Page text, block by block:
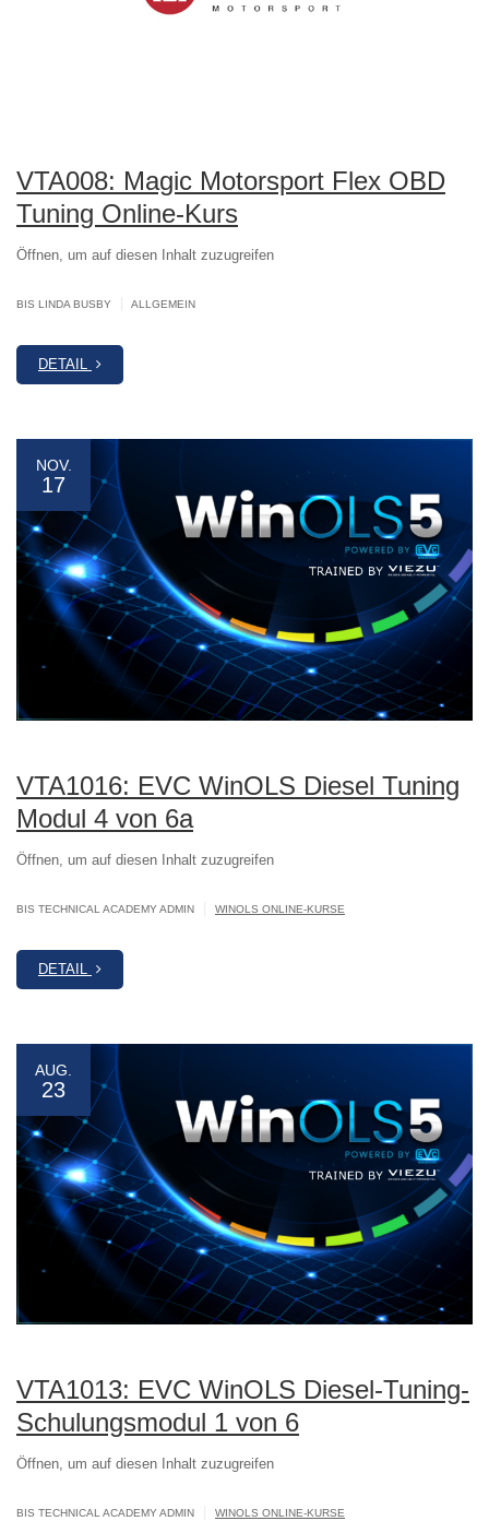
VTA008: Magic Motorsport Flex OBD
Tuning Online-Kurs
Öffnen, um auf diesen Inhalt zuzugreifen
BIS LINDA BUSBY ALLGEMEIN
DETAIL
NOV.
17
VTA1016: EVC WinOLS Diesel Tuning
Modul 4 von 6a
Öffnen, um auf diesen Inhalt zuzugreifen
BIS TECHNICAL ACADEMY ADMIN WINOLS ONLINE-KURSE
DETAIL
AUG.
23
VTA1013: EVC WinOLS Diesel-Tuning-
Schulungsmodul 1 von 6
Öffnen, um auf diesen Inhalt zuzugreifen
BIS TECHNICAL ACADEMY ADMIN WINOLS ONLINE-KURSE